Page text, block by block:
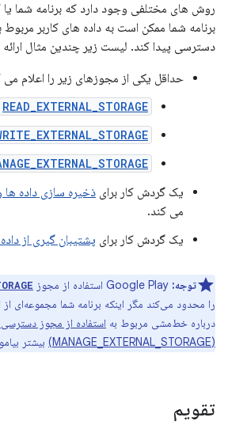
روش های مختلفی وجود دارد که برنامه شما یا
برنامه شما ممکن است به داده های کاربر مربوط
دسترسی پیدا کند. لیست زیر چندین مثال
حداقل یکی از مجوزهای زیر را اعلام می
READ_EXTERNAL_STORAGE
یک گردش کار برای ذخیره سازی داده ها
می کند.
یک گردش کار برای پشتیبان گیری از
توجه: Google Play استفاده از مجوز
را محدود می‌کند مگر اینکه برنامه شما مجموعه‌ای از
درباره خط‌مشی مربوط به استفاده از مجوز دسترسی
(MANAGE_EXTERNAL_STORAGE)
بیشتر
تقویم